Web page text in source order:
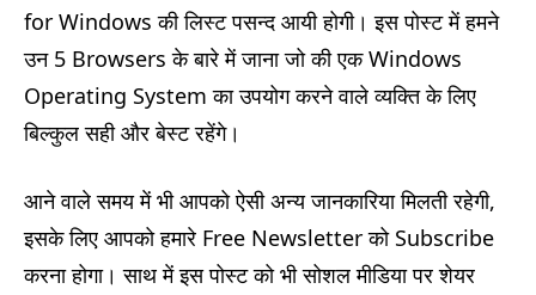
for Windows की लिस्ट पसन्द आयी होगी। इस पोस्ट में हमने
उन 5 Browsers के बारे में जाना जो की एक Windows
Operating System का उपयोग करने वाले व्यक्ति के लिए
बिल्कुल सही और बेस्ट रहेंगे।
आने वाले समय में भी आपको ऐसी अन्य जानकारिया मिलती रहेगी,
इसके लिए आपको हमारे Free Newsletter को Subscribe
करना होगा। साथ में इस पोस्ट को भी सोशल मीडिया पर शेयर